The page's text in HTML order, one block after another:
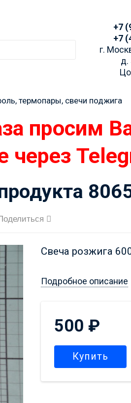
+7
+7
г.
д.
термопары, свечи поджига
просим
через
Свеча розжига
Подробное описание
500₽
Купить